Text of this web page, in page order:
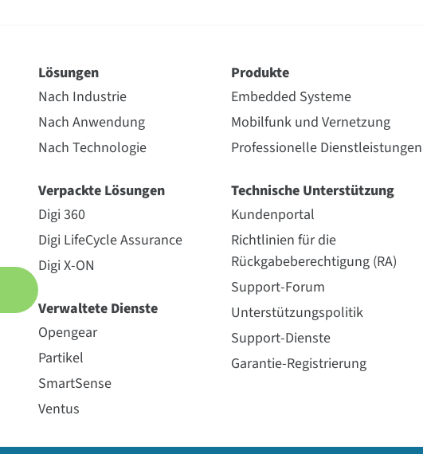
Lösungen
Nach Industrie
Nach Anwendung
Nach Technologie
Verpackte Lösungen
Digi 360
Digi LifeCycle Assurance
Digi X-ON
Verwaltete Dienste
Opengear
Partikel
SmartSense
Ventus
Produkte
Embedded Systeme
Mobilfunk und Vernetzung
Professionelle Dienstleistungen
Technische Unterstützung
Kundenportal
Richtlinien für die
Rückgabeberechtigung (RA)
Support-Forum
Unterstützungspolitik
Support-Dienste
Garantie-Registrierung